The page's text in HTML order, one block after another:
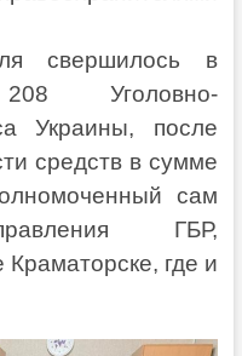
свершилось в
Уголовно-
Украины, после
средств в сумме
сам
ГБР,
где и